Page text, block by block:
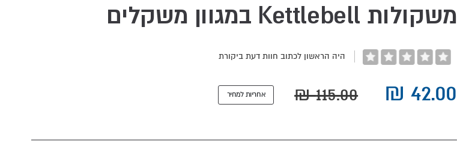
משקולות Kettlebell במגוון משקלים
היה הראשון לכתוב חוות דעת ביקורת
‏115.00 ₪ אחריות למחיר